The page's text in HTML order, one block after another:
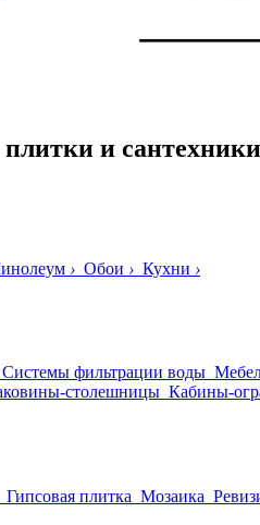
и сантехники
› Обои › Кухни ›
Системы фильтрации воды
столешницы Кабины-
Гипсовая плитка Мозаика